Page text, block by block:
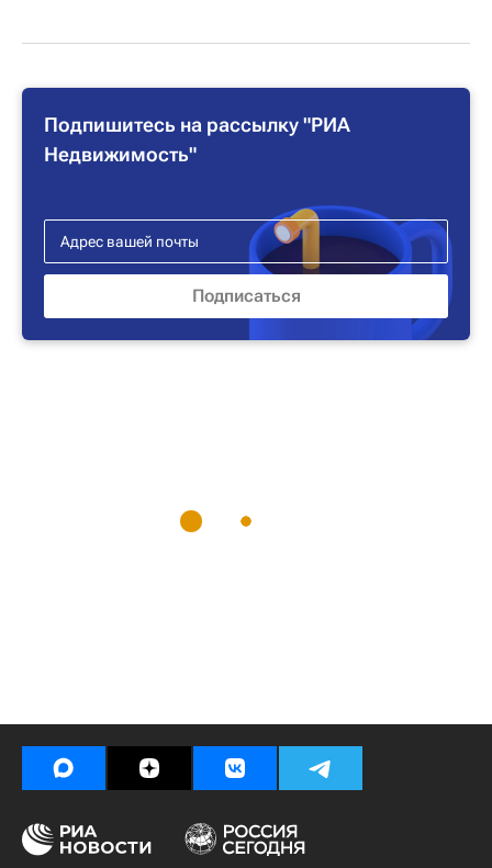
Подпишитесь на рассылку "РИА
Недвижимость"